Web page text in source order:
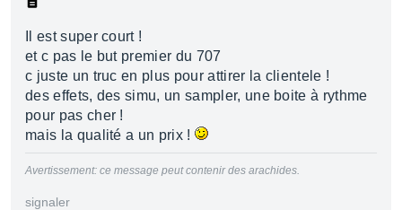
Il est super court !
et c pas le but premier du 707
c juste un truc en plus pour attirer la clientele !
des effets, des simu, un sampler, une boite à rythme
pour pas cher !
mais la qualité a un prix !
Avertissement: ce message peut contenir des arachides.
signaler